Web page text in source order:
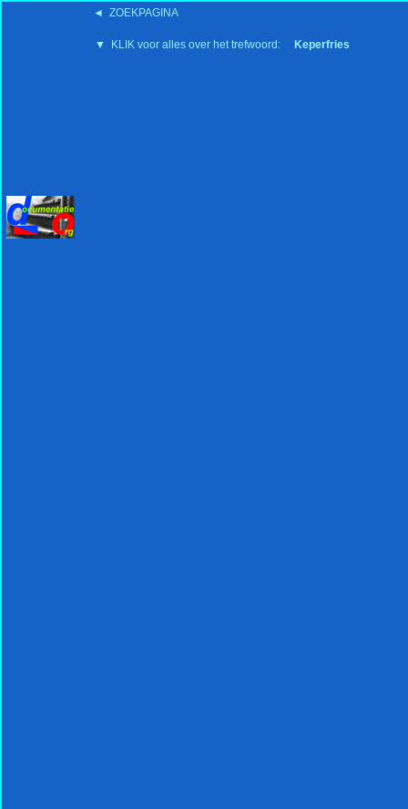
◄ ZOEKPAGINA
▼ KLIK voor alles over het trefwoord: Keperfries
'15:19 19-2-2008